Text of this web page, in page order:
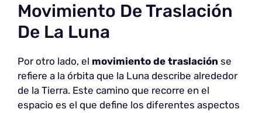
Movimiento De Traslación
De La Luna
Por otro lado, el movimiento de traslación se
refiere a la órbita que la Luna describe alrededor
de la Tierra. Este camino que recorre en el
espacio es el que define los diferentes aspectos